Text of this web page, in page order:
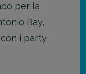
per la
Bay,
i party